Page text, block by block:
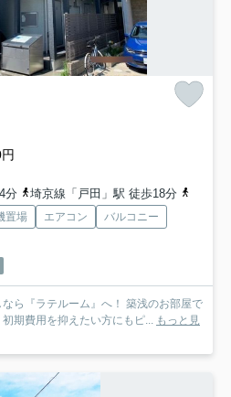
分
埼京線「戸田」駅 徒歩18分
置場 エアコン
バルコニー
なら『ラテルーム』へ！ 築浅のお部屋で
期費用を抑えたい方にもピ... もっと見